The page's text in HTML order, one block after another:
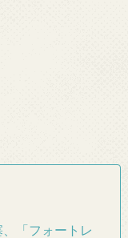
「フォートレ